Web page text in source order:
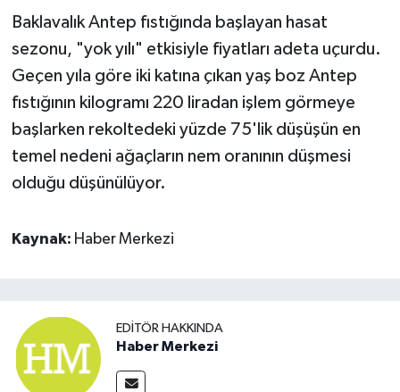
Baklavalık Antep fıstığında başlayan hasat
sezonu, "yok yılı" etkisiyle fiyatları adeta uçurdu.
Geçen yıla göre iki katına çıkan yaş boz Antep
fıstığının kilogramı 220 liradan işlem görmeye
başlarken rekoltedeki yüzde 75'lik düşüşün en
temel nedeni ağaçların nem oranının düşmesi
olduğu düşünülüyor.
Kaynak: Haber Merkezi
EDITÖR HAKKINDA
Haber Merkezi